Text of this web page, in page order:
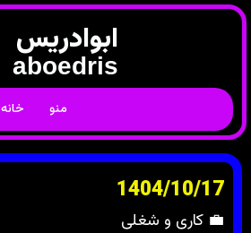
ابوادریس
aboedris
منو خانه
1404/10/17
💼 کاری و شغلی